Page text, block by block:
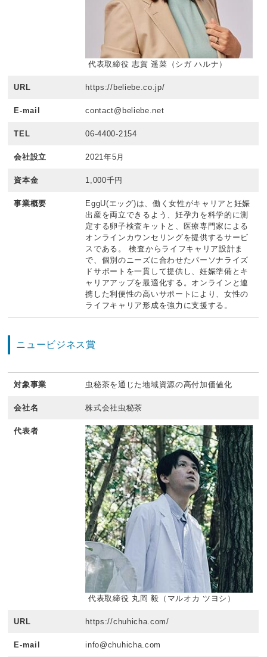
代表取締役 志賀 遥菜（シガ ハルナ）
URL https://beliebe.co.jp/
E-mail contact@beliebe.net
TEL 06-4400-2154
会社設立 2021年5月
資本金 1,000千円
事業概要
EggU(エッグ)は、働く女性がキャリアと妊娠
出産を両立できるよう、妊孕力を科学的に測
定する卵子検査キットと、医療専門家による
オンラインカウンセリングを提供するサービ
スである。 検査からライフキャリア設計ま
で、個別のニーズに合わせたパーソナライズ
ドサポートを一貫して提供し、妊娠準備とキ
ャリアアップを最適化する。オンラインと連
携した利便性の高いサポートにより、女性の
ライフキャリア形成を強力に支援する。
ニュービジネス賞
対象事業 虫秘茶を通じた地域資源の高付加価値化
会社名 株式会社虫秘茶
代表者
代表取締役 丸岡 毅（マルオカ ツヨシ）
URL https://chuhicha.com/
E-mail info@chuhicha.com